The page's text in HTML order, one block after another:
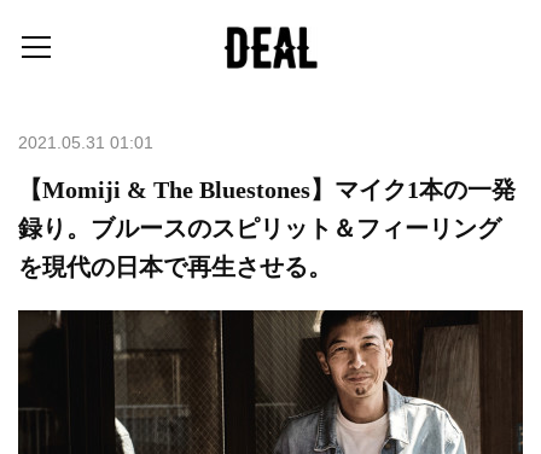
2021.05.31 01:01
【Momiji & The Bluestones】マイク1本の一発
録り。ブルースのスピリット＆フィーリング
を現代の日本で再生させる。